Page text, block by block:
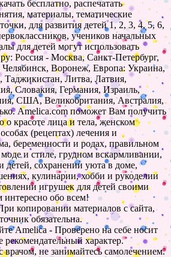
бесплатно, распечатать
материалы, тематические
для развития детей 1, 2, 3, 4, 5, 6,
учеников начальных
для детей могут использовать
Россия - Москва, Санкт-Петербург,
Челябинск, Воронеж, Европа: Украина,
Таджикистан, Литва, Латвия,
Словакия, Германия, Израиль,
США, Великобритания, Австралия,
Amelica.com поможет Вам получить
красоте лица и тела, женском
(рецептах) лечения и
беременности и родах, правильном
и стиле, грудном вскармливании,
детей, сохранении уюта в доме,
кулинарии, хобби и рукоделии
игрушек для детей своими
обо всем!
копировании материалов с сайта,
обязательна.
Amelica - Проверено на себе носит
характер.
врачом, не занимайтесь самолечением.